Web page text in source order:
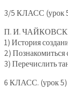
3/5 КЛАСС (урок
П. И.
1) История
2) Познакомиться
3) Перечислить
6 КЛАСС. (урок 5)